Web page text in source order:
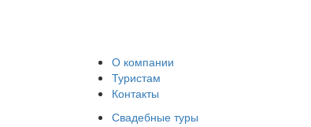
О компании
Туристам
Контакты
Свадебные туры